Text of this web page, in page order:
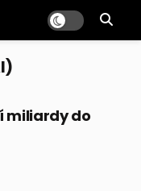
miliardy do